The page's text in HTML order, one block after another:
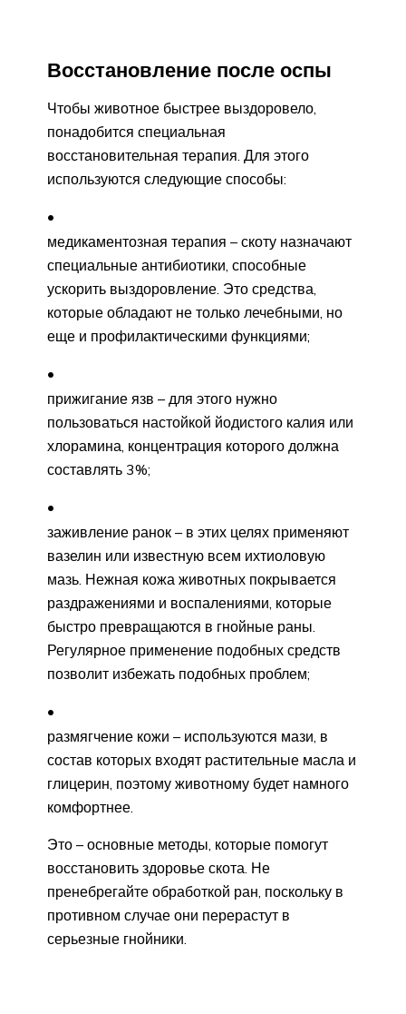
Восстановление после оспы
Чтобы животное быстрее выздоровело,
понадобится специальная
восстановительная терапия. Для этого
используются следующие способы:
медикаментозная терапия – скоту назначают
специальные антибиотики, способные
ускорить выздоровление. Это средства,
которые обладают не только лечебными, но
еще и профилактическими функциями;
прижигание язв – для этого нужно
пользоваться настойкой йодистого калия или
хлорамина, концентрация которого должна
составлять 3%;
заживление ранок – в этих целях применяют
вазелин или известную всем ихтиоловую
мазь. Нежная кожа животных покрывается
раздражениями и воспалениями, которые
быстро превращаются в гнойные раны.
Регулярное применение подобных средств
позволит избежать подобных проблем;
размягчение кожи – используются мази, в
состав которых входят растительные масла и
глицерин, поэтому животному будет намного
комфортнее.
Это – основные методы, которые помогут
восстановить здоровье скота. Не
пренебрегайте обработкой ран, поскольку в
противном случае они перерастут в
серьезные гнойники.